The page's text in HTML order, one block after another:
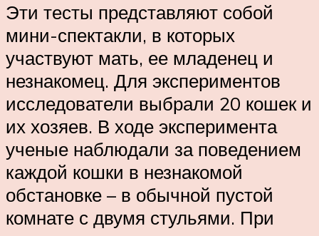
Эти тесты представляют собой
мини-спектакли, в которых
участвуют мать, ее младенец и
незнакомец. Для экспериментов
исследователи выбрали 20 кошек и
их хозяев. В ходе эксперимента
ученые наблюдали за поведением
каждой кошки в незнакомой
обстановке – в обычной пустой
комнате с двумя стульями. При